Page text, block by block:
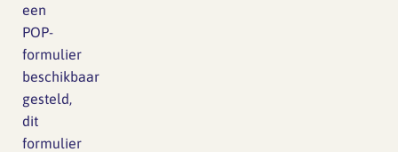
een
POP-
formulier
beschikbaar
gesteld,
dit
formulier